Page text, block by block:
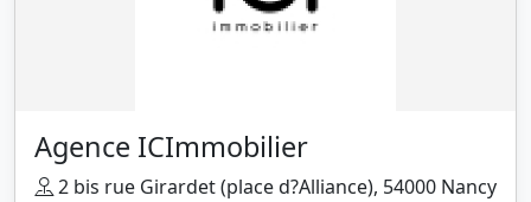
Agence ICImmobilier
2 bis rue Girardet (place d?Alliance), 54000 Nancy